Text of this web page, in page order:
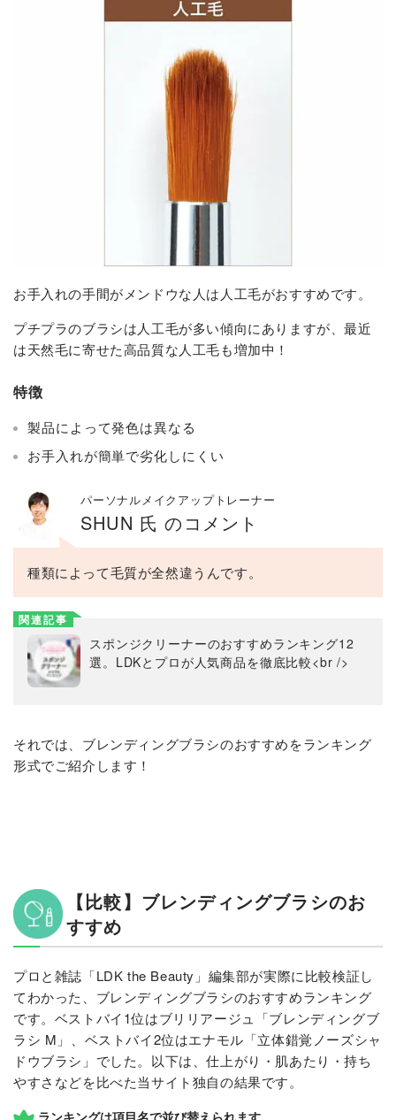
お手入れの手間がメンドウな人は人工毛がおすすめです。
プチプラのブラシは人工毛が多い傾向にありますが、最近
は天然毛に寄せた高品質な人工毛も増加中！
特徴
製品によって発色は異なる
お手入れが簡単で劣化しにくい
パーソナルメイクアップトレーナー
SHUN 氏 のコメント
種類によって毛質が全然違うんです。
関連記事
スポンジクリーナーのおすすめランキング12
選。LDKとプロが人気商品を徹底比較<br />
それでは、ブレンディングブラシのおすすめをランキング
形式でご紹介します！
【比較】ブレンディングブラシのお
すすめ
プロと雑誌「LDK the Beauty」編集部が実際に比較検証し
てわかった、ブレンディングブラシのおすすめランキング
です。ベストバイ1位はブリリアージュ「ブレンディングブ
ラシ M」、ベストバイ2位はエナモル「立体錯覚ノーズシャ
ドウブラシ」でした。以下は、仕上がり・肌あたり・持ち
やすさなどを比べた当サイト独自の結果です。
ランキングは項目名で並び替えられます